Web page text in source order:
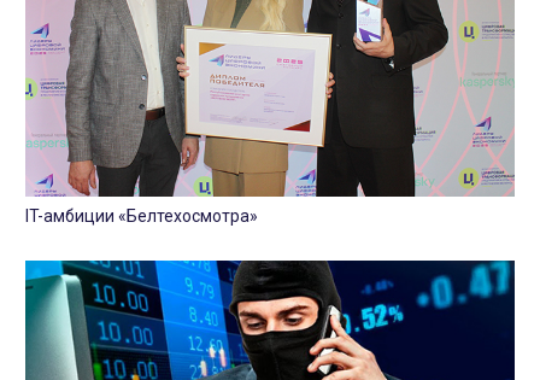
IT-амбиции «Белтехосмотра»